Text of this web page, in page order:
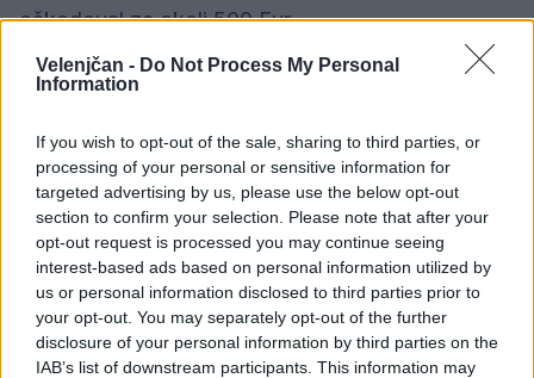
Velenjčan - Do Not Process My Personal
Information
If you wish to opt-out of the sale, sharing to third parties, or
processing of your personal or sensitive information for
targeted advertising by us, please use the below opt-out
section to confirm your selection. Please note that after your
opt-out request is processed you may continue seeing
interest-based ads based on personal information utilized by
us or personal information disclosed to third parties prior to
your opt-out. You may separately opt-out of the further
disclosure of your personal information by third parties on the
IAB’s list of downstream participants. This information may
oškodoval za okoli 500 Eur.
Žalski policisti so zasegli ponarejen bankovec za
O preteklih dogajanjih na območju PU Celje je
poročal Božidar Pezdevšek, vodja centra in višji
samostojni policijski inšpektor.